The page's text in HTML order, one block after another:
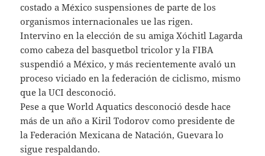
costado a México suspensiones de parte de los
organismos internacionales ue las rigen.
Intervino en la elección de su amiga Xóchitl Lagarda
como cabeza del basquetbol tricolor y la FIBA
suspendió a México, y más recientemente avaló un
proceso viciado en la federación de ciclismo, mismo
que la UCI desconoció.
Pese a que World Aquatics desconoció desde hace
más de un año a Kiril Todorov como presidente de
la Federación Mexicana de Natación, Guevara lo
sigue respaldando.